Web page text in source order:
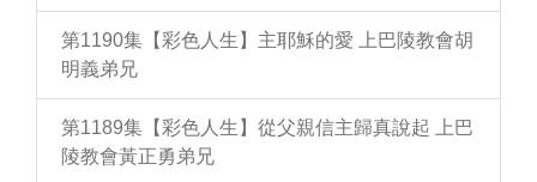
第1190集【彩色人生】主耶穌的愛 上巴陵教會胡
明義弟兄
第1189集【彩色人生】從父親信主歸真說起 上巴
陵教會黃正勇弟兄